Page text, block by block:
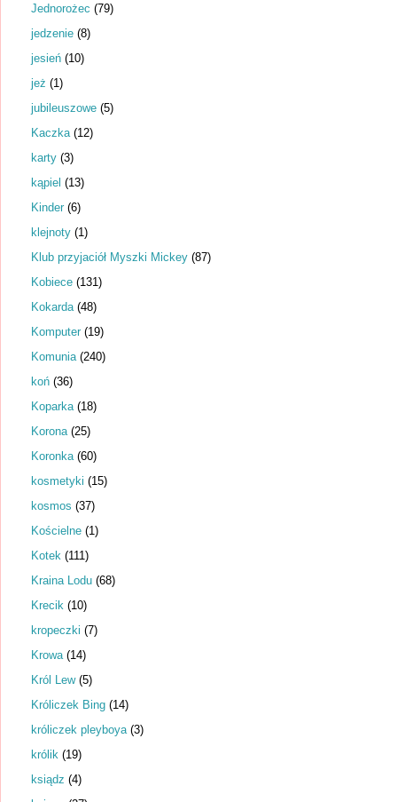
Jednorożec (79)
jedzenie (8)
jesień (10)
jeż (1)
jubileuszowe (5)
Kaczka (12)
karty (3)
kąpiel (13)
Kinder (6)
klejnoty (1)
Klub przyjaciół Myszki Mickey (87)
Kobiece (131)
Kokarda (48)
Komputer (19)
Komunia (240)
koń (36)
Koparka (18)
Korona (25)
Koronka (60)
kosmetyki (15)
kosmos (37)
Kościelne (1)
Kotek (111)
Kraina Lodu (68)
Krecik (10)
kropeczki (7)
Krowa (14)
Król Lew (5)
Króliczek Bing (14)
króliczek pleyboya (3)
królik (19)
ksiądz (4)